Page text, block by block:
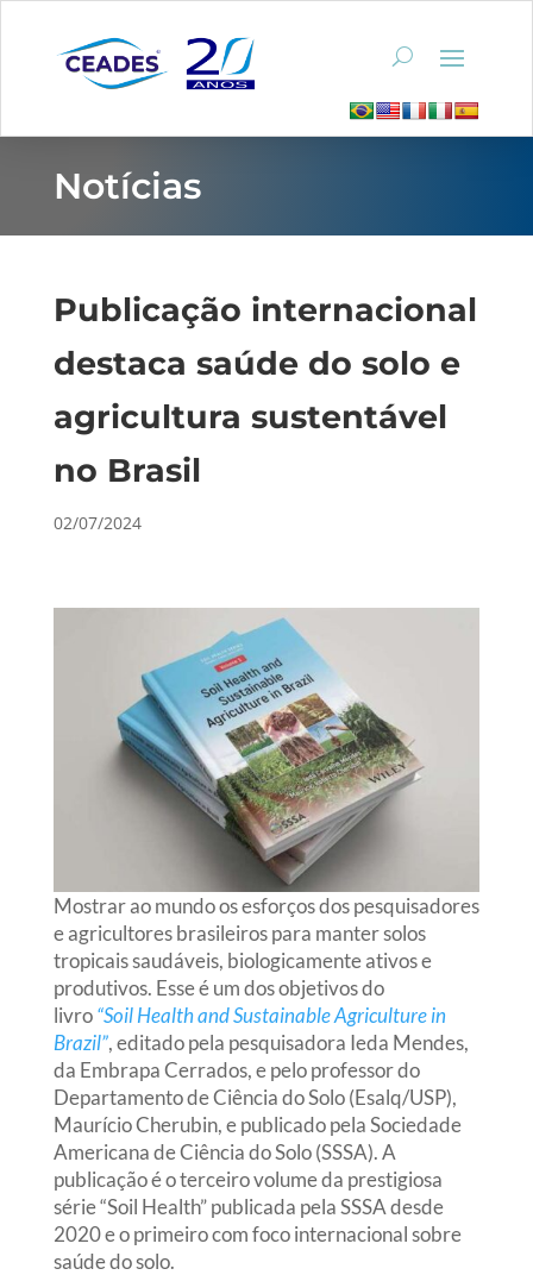
Notícias
Publicação internacional
destaca saúde do solo e
agricultura sustentável
no Brasil
02/07/2024
Mostrar ao mundo os esforços dos pesquisadores
e agricultores brasileiros para manter solos
tropicais saudáveis, biologicamente ativos e
produtivos. Esse é um dos objetivos do
livro“SoilHealth and Sustainable Agriculture in
Brazil”, editado pela pesquisadora Ieda Mendes,
da Embrapa Cerrados, e pelo professor do
Departamento de Ciência do Solo (Esalq/USP),
Maurício Cherubin, e publicado pela Sociedade
Americana de Ciência do Solo (SSSA). A
publicação é o terceiro volume da prestigiosa
série “Soil Health” publicada pela SSSA desde
2020 e o primeiro com foco internacional sobre
saúde do solo.